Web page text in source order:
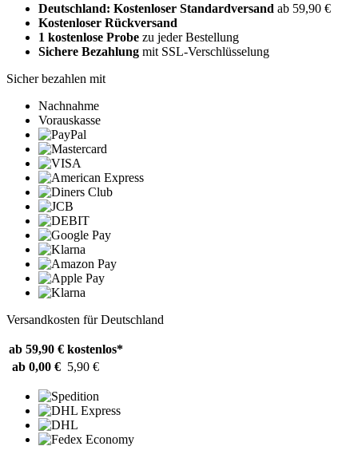
Deutschland: Kostenloser Standardversand ab 59,90 €
Kostenloser Rückversand
1 kostenlose Probe zu jeder Bestellung
Sichere Bezahlung mit SSL-Verschlüsselung
Sicher bezahlen mit
Nachnahme
Vorauskasse
Versandkosten für Deutschland
ab 59,90 € kostenlos*
ab 0,00 € 5,90 €